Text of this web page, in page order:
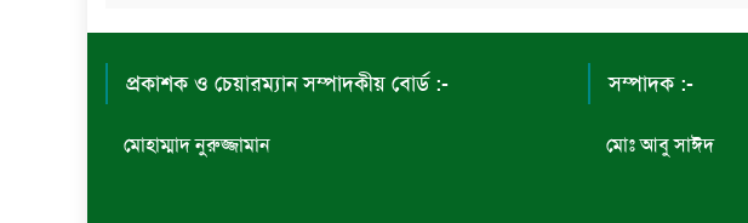
প্রকাশক ও চেয়ারম্যান সম্পাদকীয় বোর্ড :-
মোহাম্মাদ নুরুজ্জামান
সম্পাদক :-
মোঃ আবু সাঈদ